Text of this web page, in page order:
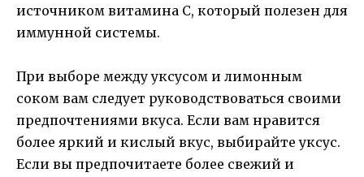
источником витамина C, который полезен для
иммунной системы.
При выборе между уксусом и лимонным
соком вам следует руководствоваться своими
предпочтениями вкуса. Если вам нравится
более яркий и кислый вкус, выбирайте уксус.
Если вы предпочитаете более свежий и